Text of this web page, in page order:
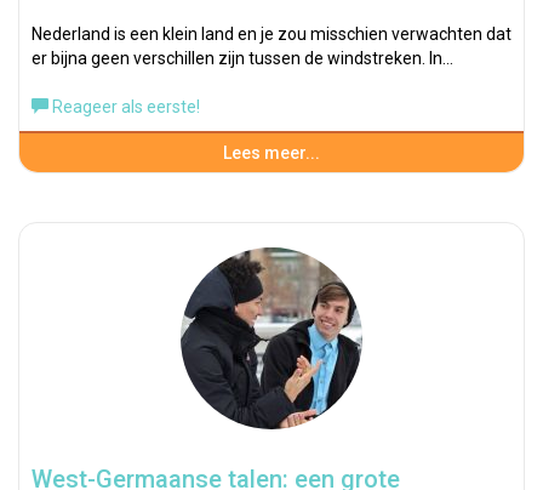
Nederland is een klein land en je zou misschien verwachten dat
er bijna geen verschillen zijn tussen de windstreken. In…
Reageer als eerste!
Lees meer...
West-Germaanse talen: een grote